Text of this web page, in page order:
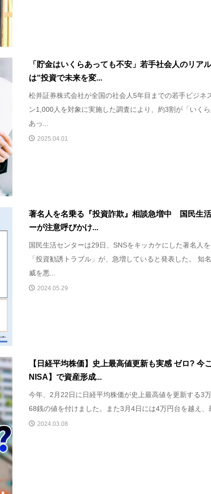
「貯金はいくらあっても不安」若手社会人のリア
は“投資で未来を変...
松井証券株式会社が全国の社会人5年目までの若手ビジネ
ン1,000人を対象に実施した調査により、約3割が「いく
あっ...
2025.04.01
著名人を名乗る『投資詐欺』相談急増中 国民生
ーが注意呼びかけ...
国民生活センターは29日、SNSをキッカケにした著名人
「投資勧誘トラブル」が、急増していると発表した。 知
威を悪...
2024.05.29
【日経平均株価】史上最高値更新も実感 ゼロ? 今
NISA】で資産形成...
今年、2月22日に日経平均株価が史上最高値を更新する3
68銭の値を付けました。また3月4日には4万円台を越え、
2024.03.08